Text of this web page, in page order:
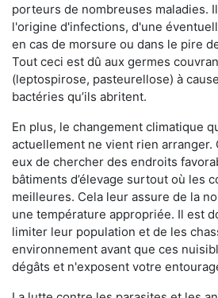
porteurs de nombreuses maladies.
l'origine d'infections, d'une
en cas de morsure ou dans le pire
Tout ceci est dû aux germes
(leptospirose, pasteurellose) à
bactéries qu’ils abritent.
En plus, le changement climatique
actuellement ne vient rien arranger.
eux de chercher des endroits
bâtiments d’élevage surtout où les
meilleures. Cela leur assure de la
une température appropriée. Il est
limiter leur population et de les
environnement avant que ces
dégâts et n'exposent votre